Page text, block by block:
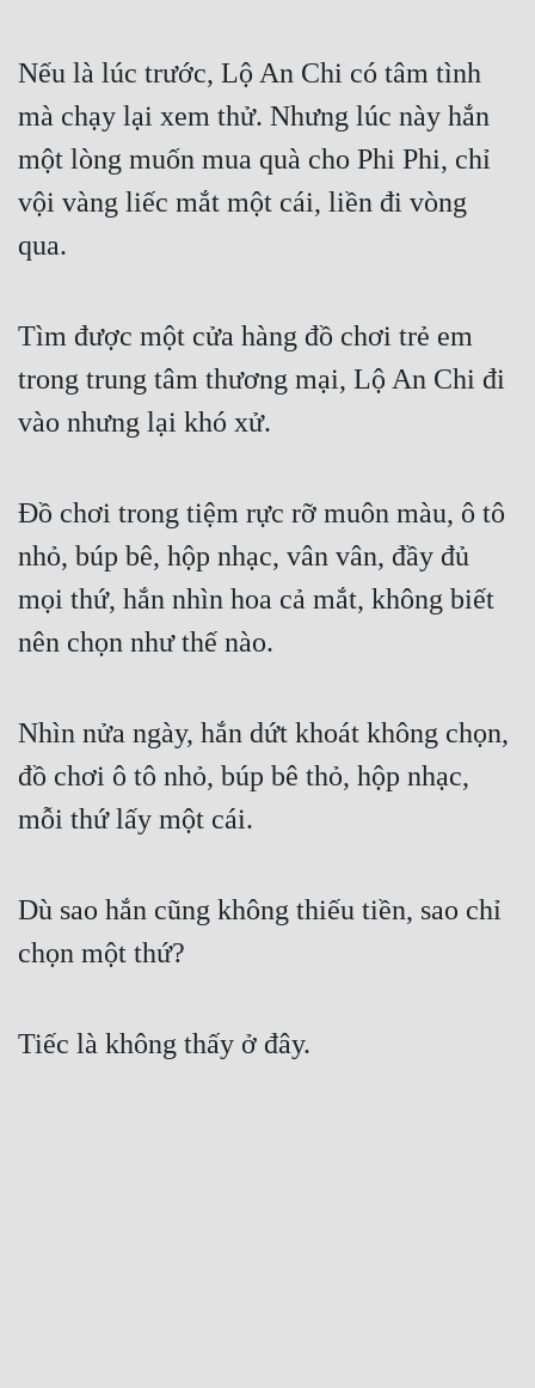
Nếu là lúc trước, Lộ An Chi có tâm tình
mà chạy lại xem thử. Nhưng lúc này hắn
một lòng muốn mua quà cho Phi Phi, chỉ
vội vàng liếc mắt một cái, liền đi vòng
qua.
Tìm được một cửa hàng đồ chơi trẻ em
trong trung tâm thương mại, Lộ An Chi đi
vào nhưng lại khó xử.
Đồ chơi trong tiệm rực rỡ muôn màu, ô tô
nhỏ, búp bê, hộp nhạc, vân vân, đầy đủ
mọi thứ, hắn nhìn hoa cả mắt, không biết
nên chọn như thế nào.
Nhìn nửa ngày, hắn dứt khoát không chọn,
đồ chơi ô tô nhỏ, búp bê thỏ, hộp nhạc,
mỗi thứ lấy một cái.
Dù sao hắn cũng không thiếu tiền, sao chỉ
chọn một thứ?
Tiếc là không thấy ở đây.